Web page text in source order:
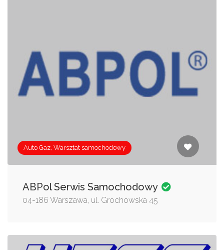
Auto Gaz, Warsztat samochodowy
ABPol Serwis Samochodowy
04-186 Warszawa, ul. Grochowska 45